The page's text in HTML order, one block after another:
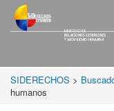
SIDERECHOS >
humanos